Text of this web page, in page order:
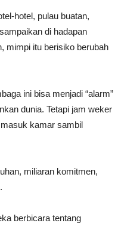
hotel, pulau buatan,
di hadapan
mimpi itu berisiko berubah
ini bisa menjadi “alarm”
dunia. Tetapi jam weker
kamar sambil
miliaran komitmen,
berbicara tentang